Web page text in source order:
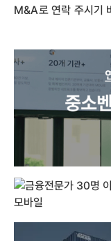
M&A로 연락 주시기